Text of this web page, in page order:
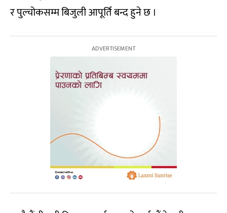
र पुल्चोकसम्म बिजुली आपूर्ति बन्द हुने छ ।